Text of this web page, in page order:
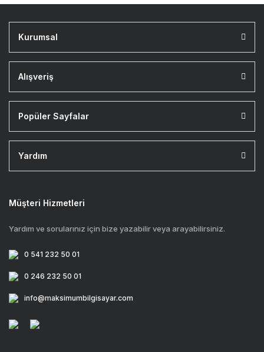
Kurumsal
Alışveriş
Popüler Sayfalar
Yardım
Müşteri Hizmetleri
Yardım ve sorularınız için bize yazabilir veya arayabilirsiniz.
0 541 232 50 01
0 246 232 50 01
info@maksimumbilgisayar.com